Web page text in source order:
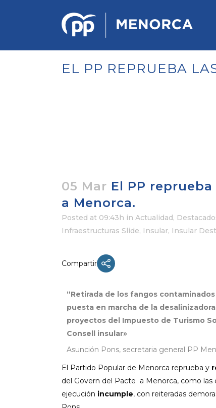
X CONGRESO NNGG MENORCA
MENORCA
ESTATUTOS
PONENCIA DE ACCIÓN POLÍTICA
EL PP REPRUEBA
05 Mar El PP
a Menorca.
Posted at 09:43h in Actualidad,
Infraestructuras Slide, Insular, Insular
Compartir
“Retirada de los fangos
puesta en marcha de la
proyectos del Impuesto de Turismo
Consell insular»
Asunción Pons, secretaria general PP
El Partido Popular de Menorca reprueba y
del Govern del Pacte a Menorca, como las
ejecución incumple, con reiteradas